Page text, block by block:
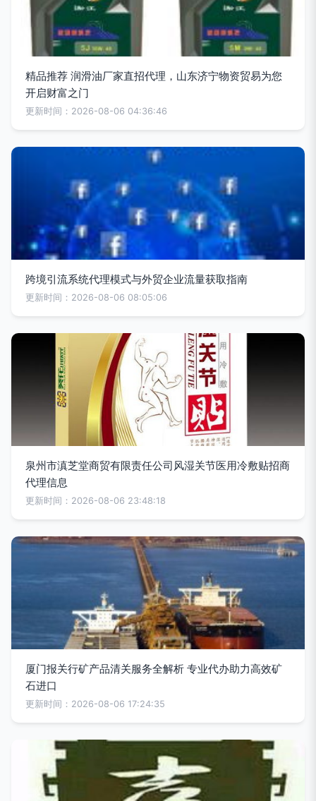
精品推荐 润滑油厂家直招代理，山东济宁物资贸易为您
开启财富之门
更新时间：2026-08-06 04:36:46
跨境引流系统代理模式与外贸企业流量获取指南
更新时间：2026-08-06 08:05:06
泉州市滇芝堂商贸有限责任公司风湿关节医用冷敷贴招商
代理信息
更新时间：2026-08-06 23:48:18
厦门报关行矿产品清关服务全解析 专业代办助力高效矿
石进口
更新时间：2026-08-06 17:24:35